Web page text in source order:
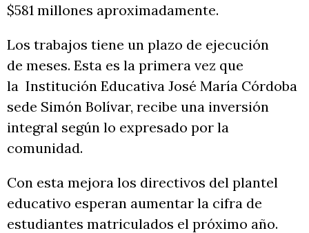
$581 millones aproximadamente.
Los trabajos tiene un plazo de ejecución
de meses. Esta es la primera vez que
la Institución Educativa José María Córdoba
sede Simón Bolívar, recibe una inversión
integral según lo expresado por la
comunidad.
Con esta mejora los directivos del plantel
educativo esperan aumentar la cifra de
estudiantes matriculados el próximo año.